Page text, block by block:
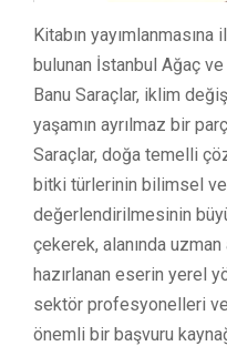
Kitabın
bulunan İstanbul Ağaç
Banu Saraçlar, iklim
yaşamın ayrılmaz bir
Saraçlar, doğa temelli
bitki türlerinin bilimsel
değerlendirilmesinin
çekerek, alanında
hazırlanan eserin yerel
sektör profesyonelleri
önemli bir başvuru